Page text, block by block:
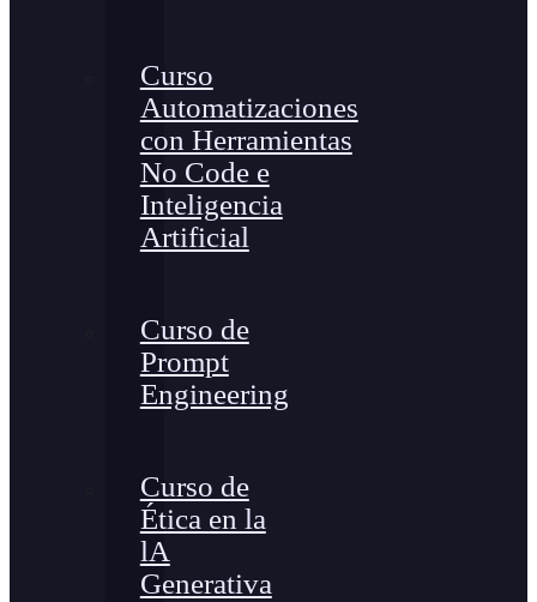
Curso
Automatizaciones
con Herramientas
No Code e
Inteligencia
Artificial
Curso de
Prompt
Engineering
Curso de
Ética en la
lA
Generativa